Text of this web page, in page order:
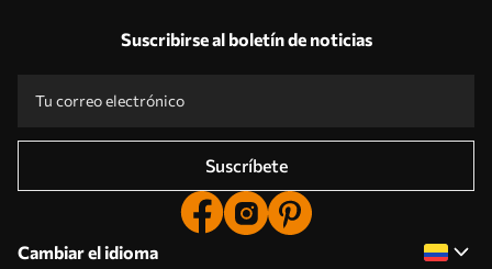
Suscribirse al boletín de noticias
Suscríbete
Cambiar el idioma